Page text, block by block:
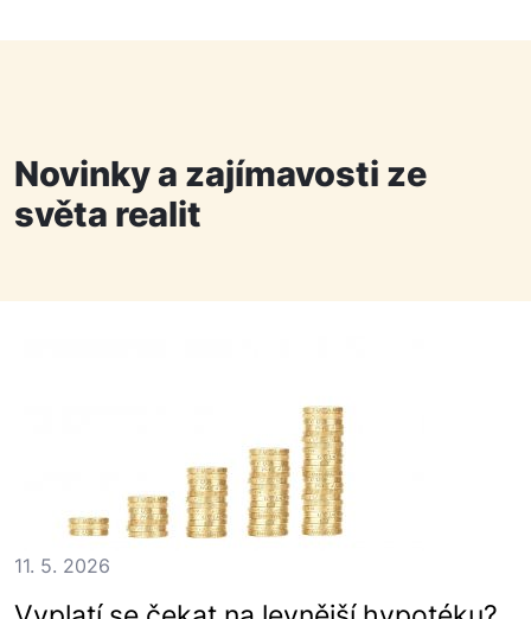
Novinky a zajímavosti ze
světa realit
11. 5. 2026